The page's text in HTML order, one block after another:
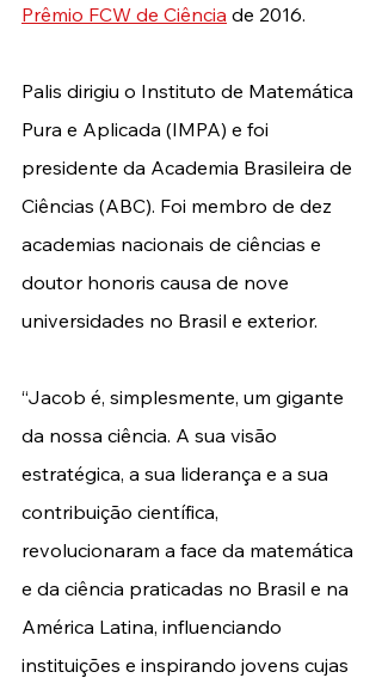
Prêmio FCW de Ciência de 2016.
Palis dirigiu o Instituto de Matemática
Pura e Aplicada (IMPA) e foi
presidente da Academia Brasileira de
Ciências (ABC). Foi membro de dez
academias nacionais de ciências e
doutor honoris causa de nove
universidades no Brasil e exterior.
“Jacob é, simplesmente, um gigante
da nossa ciência. A sua visão
estratégica, a sua liderança e a sua
contribuição científica,
revolucionaram a face da matemática
e da ciência praticadas no Brasil e na
América Latina, influenciando
instituições e inspirando jovens cujas